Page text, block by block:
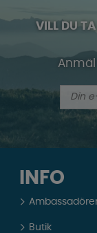
VILL DU
INFO
Butik